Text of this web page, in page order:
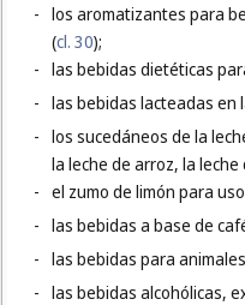
- los aromatizantes para
(cl. 30);
- las bebidas dietéticas
- las bebidas lacteadas en
- los sucedáneos de la
la leche de arroz, la leche
- el zumo de limón para
- las bebidas a base de
- las bebidas para
- las bebidas alcohólicas,